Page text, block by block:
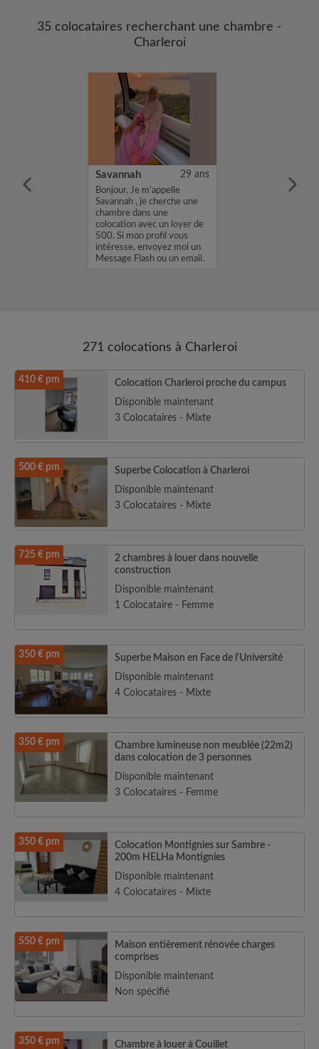
35 colocataires recherchant une chambre -
Charleroi
appart pas
Savannah 29 ans
Bonjour, Je m'appelle
Savannah , je cherche une
chambre dans une
colocation avec un loyer de
500. Si mon profil vous
intéresse, envoyez moi un
Message Flash ou un email.
271 colocations à Charleroi
410 € pm
Colocation Charleroi proche du campus
Disponible maintenant
3 Colocataires - Mixte
500 € pm
Superbe Colocation à Charleroi
Disponible maintenant
3 Colocataires - Mixte
725 € pm
2 chambres à louer dans nouvelle
construction
Disponible maintenant
1 Colocataire - Femme
350 € pm
Superbe Maison en Face de l'Université
Disponible maintenant
4 Colocataires - Mixte
350 € pm
Chambre lumineuse non meublée (22m2)
dans colocation de 3 personnes
Disponible maintenant
3 Colocataires - Femme
350 € pm
Colocation Montignies sur Sambre -
200m HELHa Montignies
Disponible maintenant
4 Colocataires - Mixte
550 € pm
Maison entièrement rénovée charges
comprises
Disponible maintenant
Non spécifié
350 € pm Chambre à louer à Couillet